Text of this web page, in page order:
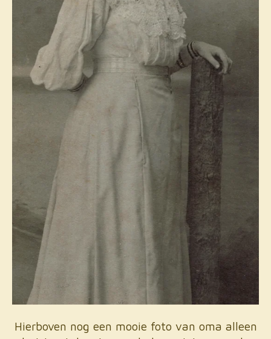
Hierboven nog een mooie foto van oma alleen